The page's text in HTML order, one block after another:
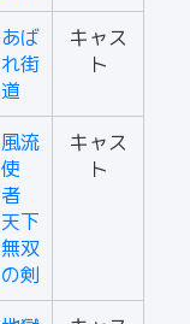
あば
れ街
道
キャス
ト
風流
使
者
天下
無双
の剣
キャス
ト